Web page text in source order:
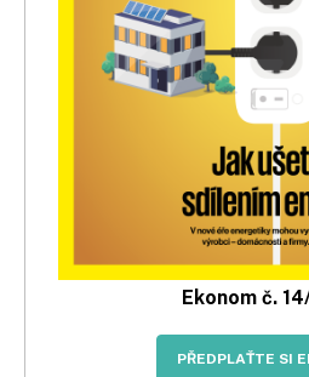
Ekonom č.
PŘEDPLAŤTE SI